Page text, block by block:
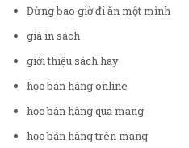
Đừng bao giờ đi ăn một mình
giá in sách
giới thiệu sách hay
học bán hàng online
học bán hàng qua mạng
học bán hàng trên mạng